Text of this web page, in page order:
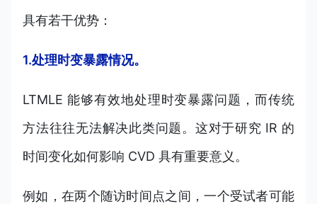
具有若干优势：
1.处理时变暴露情况。
LTMLE 能够有效地处理时变暴露问题，而传统
方法往往无法解决此类问题。这对于研究 IR 的
时间变化如何影响 CVD 具有重要意义。
例如，在两个随访时间点之间，一个受试者可能